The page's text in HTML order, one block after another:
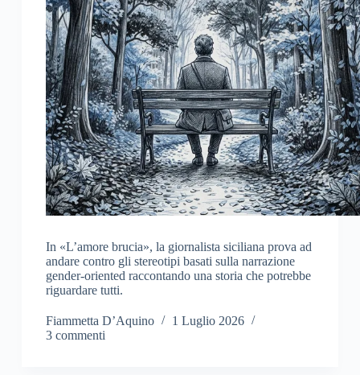
In «L’amore brucia», la giornalista siciliana prova ad
andare contro gli stereotipi basati sulla narrazione
gender-oriented raccontando una storia che potrebbe
riguardare tutti.
Fiammetta D’Aquino
1 Luglio 2026
3 commenti